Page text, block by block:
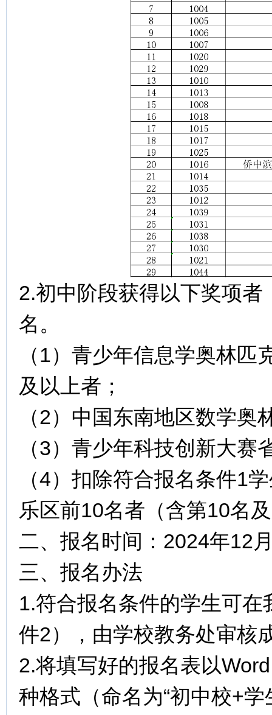
2.初中阶段获得以下奖项
名。
（1）青少年信息学奥林
及以上者；
（2）中国东南地区数学
（3）青少年科技创新大赛
（4）扣除符合报名条件1
乐区前10名者（含第10名
二、报名时间：2024年12
三、报名办法
1.符合报名条件的学生可
件2），由学校教务处审核
2.将填写好的报名表以
种格式（命名为“初中校+